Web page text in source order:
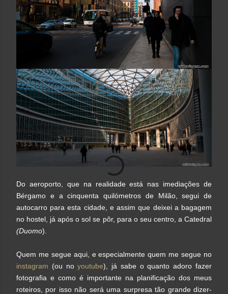
Do aeroporto, que na realidade está nas imediações de
Bérgamo e a cinquenta quilómetros de Milão, segui de
autocarro para esta cidade, e assim que deixei a bagagem
no hostel, já após o sol se pôr, para o seu centro, a Catedral
(Duomo).
Quem me segue aqui, e especialmente quem me segue no
instagram (ou noyoutube), já sabe o quanto adoro fazer
fotografia e como é importante na planificação dos meus
roteiros, por isso não será uma surpresa tão grande dizer-